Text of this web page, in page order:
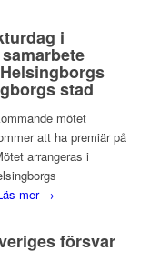
i
stad
mötet
att ha premiär på
arrangeras i
mer →
försvar